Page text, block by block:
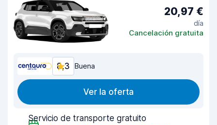
20,97 €
día
Cancelación gratuita
8,3 Buena
Ver la oferta
Servicio de transporte gratuito